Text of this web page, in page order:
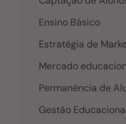
ferramenta, não é
Ensino Básico
Estratégia de
Mercado
Permanência de
Gestão